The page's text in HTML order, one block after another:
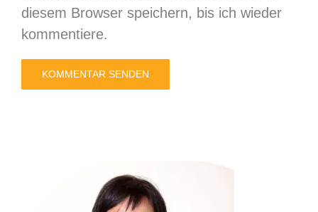
diesem Browser speichern, bis ich wieder
kommentiere.